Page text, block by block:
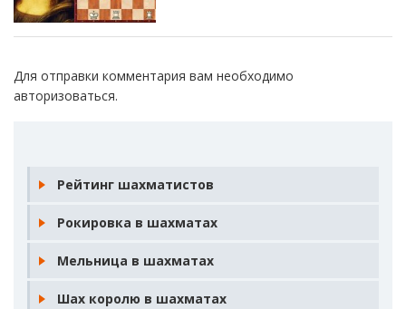
Для отправки комментария вам необходимо
авторизоваться.
Рейтинг шахматистов
Рокировка в шахматах
Мельница в шахматах
Шах королю в шахматах